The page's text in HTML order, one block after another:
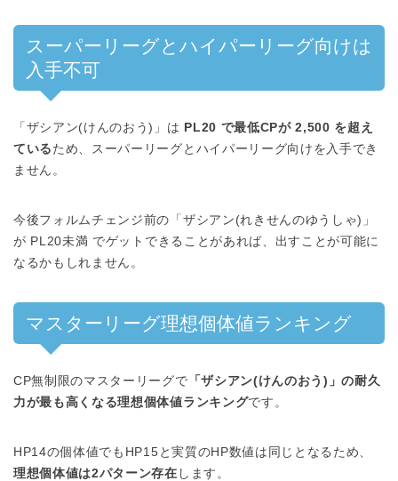
スーパーリーグとハイパーリーグ向けは
入手不可
「ザシアン(けんのおう)」は PL20 で最低CPが 2,500 を超え
ている ため、スーパーリーグとハイパーリーグ向けを入手でき
ません。
今後フォルムチェンジ前の「ザシアン(れきせんのゆうしゃ)」
が PL20未満 でゲットできることがあれば、出すことが可能に
なるかもしれません。
マスターリーグ理想個体値ランキング
CP無制限のマスターリーグで 「ザシアン(けんのおう)」の耐久
力が最も高くなる理想個体値ランキングです。
HP14の個体値でもHP15と実質のHP数値は同じとなるため、
理想個体値は2パターン存在 します。